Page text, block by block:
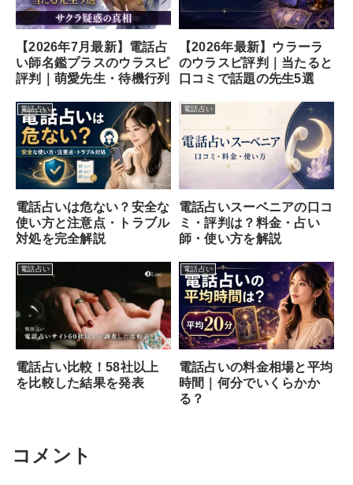
【2026年7月最新】電話占
い師名鑑プラスのウラスピ
評判｜萌愛先生・待機行列
【2026年最新】ウラーラ
のウラスピ評判｜当たると
口コミで話題の先生5選
電話占い
電話占いは危ない？安全な
使い方と注意点・トラブル
対処を完全解説
電話占い
電話占いスーベニアの口コ
ミ・評判は？料金・占い
師・使い方を解説
電話占い
電話占い比較！58社以上
を比較した結果を発表
電話占い
電話占いの料金相場と平均
時間｜何分でいくらかか
る？
コメント